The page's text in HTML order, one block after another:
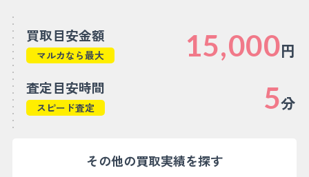
買取目安金額
マルカなら最大 15,000円
査定目安時間
スピード査定 5分
その他の買取実績を探す